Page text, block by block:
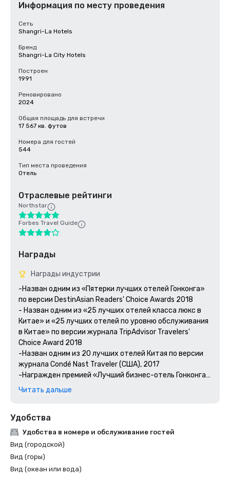
Информация по месту проведения
Сеть
Shangri-La Hotels
Бренд
Shangri-La City Hotels
Построен
1991
Реновировано
2024
Общая площадь для встречи
17 567 кв. футов
Номера для гостей
544
Тип места проведения
Отель
Отраслевые рейтинги
Northstar
Forbes Travel Guide
Награды
Награды индустрии
-Назван одним из «Пятерки лучших отелей Гонконга»
по версии DestinAsian Readers' Choice Awards 2018
- Назван одним из «25 лучших отелей класса люкс в
Китае» и «25 лучших отелей по уровню обслуживания
в Китае» по версии журнала TripAdvisor Travelers'
Choice Award 2018
-Назван одним из 20 лучших отелей Китая по версии
журнала Condé Nast Traveler (США), 2017
-Награжден премией «Лучший бизнес-отель Гонконга»
по версии журнала Business Traveller (Азиатско-
версии опроса SmartTravelasia.com «Лучший
туристический отель в 2017 году»
- Назван одним из «Лучших отелей Гонконга» по
версии журнала Travel+Leisure World Best Awards 2016
—2017
Читать дальше
Удобства
Удобства в номере и обслуживание гостей
Вид (городской)
Вид (горы)
Вид (океан или вода)